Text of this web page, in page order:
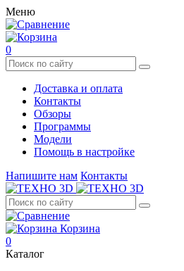
Меню
0
Доставка и оплата
Контакты
Обзоры
Программы
Модели
Помощь в настройке
Напишите нам Контакты
Корзина
0
Каталог